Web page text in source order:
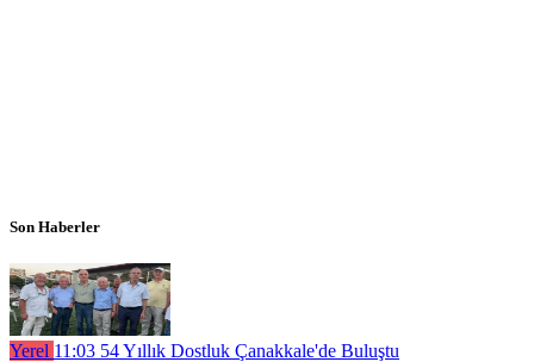
Son Haberler
Yerel 11:03 54 Yıllık Dostluk Çanakkale'de Buluştu